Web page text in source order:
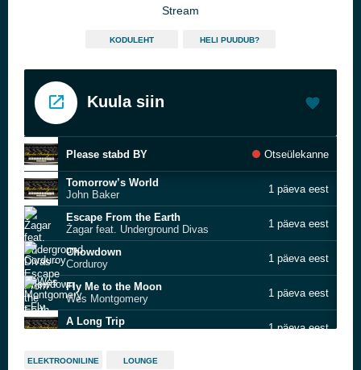
Stream
KODULEHT HELI PUUDUB?
Kuula siin
Please stabd BY Otseülekanne
Tomorrow’s World
John Baker
1 päeva eest
Escape From the Earth
Žagar feat. Underground Divas
1 päeva eest
Chowdown
Corduroy
1 päeva eest
Fly Me to the Moon
Wes Montgomery
1 päeva eest
A Long Trip
1 päeva eest
Veridis Quo
ELEKTROONILINE LOUNGE